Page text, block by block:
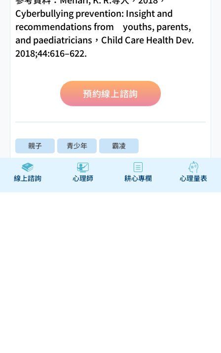
Cyberbullying prevention: Insight and
recommendations from youths, parents,
and paediatricians，Child Care Health Dev.
2018;44:616–622.
預約線上諮詢
親子 青少年 霸凌
線上諮詢 心理師 耕心專欄 心理量表